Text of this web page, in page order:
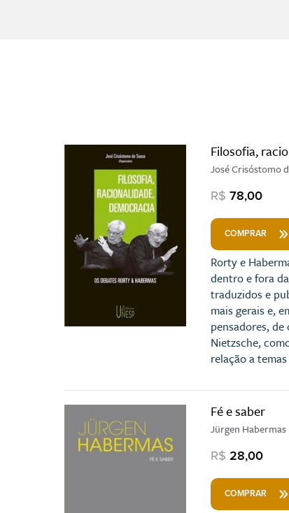
Filosofia,
José Crisóstomo
R$ 78,00
COMPRAR
Rorty e
dentro e fora
traduzidos e
mais gerais e,
pensadores,
Nietzsche,
relação a
Fé e saber
Jürgen Habermas
R$ 28,00
COMPRAR